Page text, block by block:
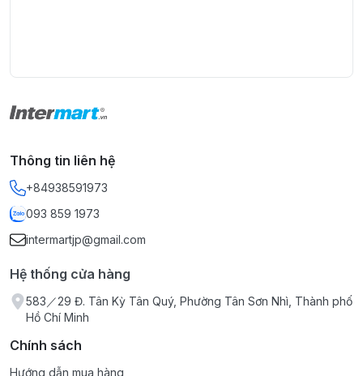
Thông tin liên hệ
+84938591973
093 859 1973
intermartjp@gmail.com
Hệ thống cửa hàng
583／29 Đ. Tân Kỳ Tân Quý, Phường Tân Sơn Nhì, Thành phố
Hồ Chí Minh
Chính sách
Hướng dẫn mua hàng